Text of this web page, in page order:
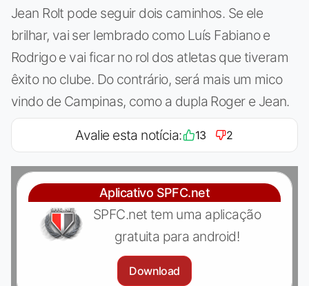
Jean Rolt pode seguir dois caminhos. Se ele
brilhar, vai ser lembrado como Luís Fabiano e
Rodrigo e vai ficar no rol dos atletas que tiveram
êxito no clube. Do contrário, será mais um mico
vindo de Campinas, como a dupla Roger e Jean.
Avalie esta notícia: 13 2
Aplicativo SPFC.net
SPFC.net tem uma aplicação
gratuita para android!
Download